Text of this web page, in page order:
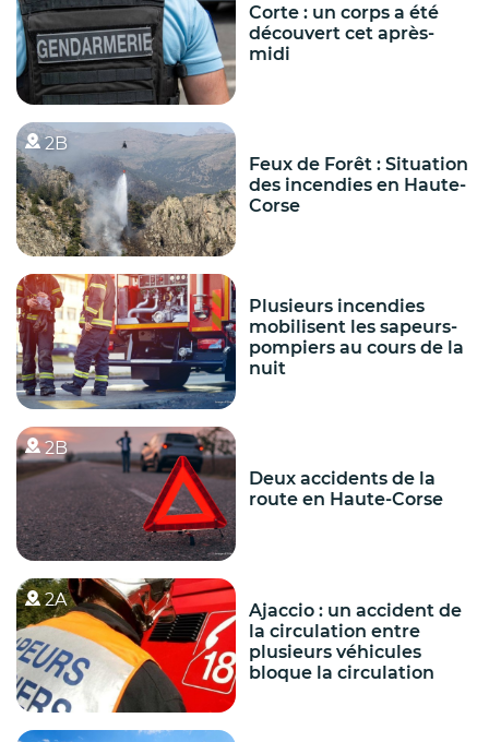
Corte : un corps a été
découvert cet après-
midi
2B
Feux de Forêt : Situation
des incendies en Haute-
Corse
Plusieurs incendies
mobilisent les sapeurs-
pompiers au cours de la
nuit
2B
Deux accidents de la
route en Haute-Corse
2A
Ajaccio : un accident de
la circulation entre
plusieurs véhicules
bloque la circulation